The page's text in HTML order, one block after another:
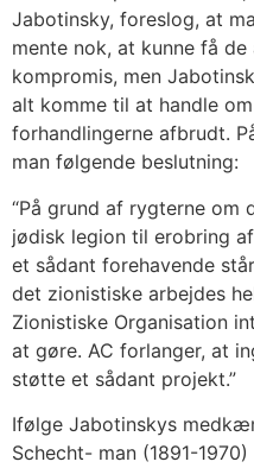
Jabotinsky, foreslog, at
mente nok, at kunne få
kompromis, men
alt komme til at handle
forhandlingerne afbrudt.
man følgende beslutning:
“På grund af rygterne om
jødisk legion til erobring
et sådant forehavende
det zionistiske arbejdes
Zionistiske Organisation
at gøre. AC forlanger, at
støtte et sådant projekt.”
Ifølge Jabotinskys
Schecht- man (1891-